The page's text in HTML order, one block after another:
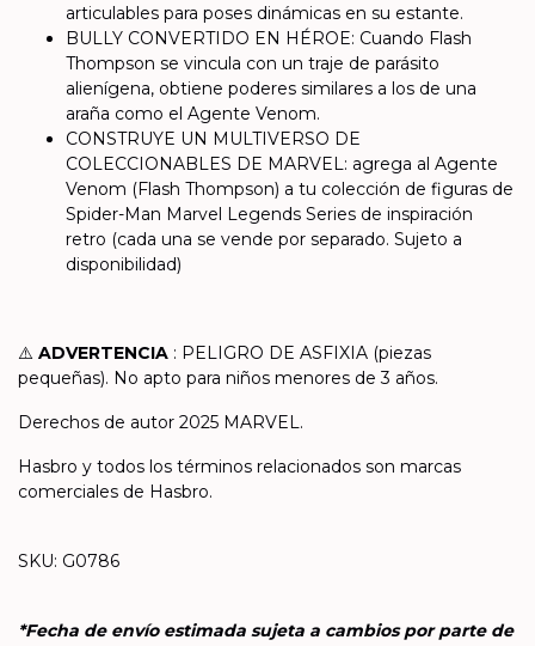
articulables para poses dinámicas en su estante.
BULLY CONVERTIDO EN HÉROE: Cuando Flash
Thompson se vincula con un traje de parásito
alienígena, obtiene poderes similares a los de una
araña como el Agente Venom.
CONSTRUYE UN MULTIVERSO DE
COLECCIONABLES DE MARVEL: agrega al Agente
Venom (Flash Thompson) a tu colección de figuras de
Spider-Man Marvel Legends Series de inspiración
retro (cada una se vende por separado. Sujeto a
disponibilidad)
⚠️ ADVERTENCIA : PELIGRO DE ASFIXIA (piezas
pequeñas). No apto para niños menores de 3 años.
Derechos de autor 2025 MARVEL.
Hasbro y todos los términos relacionados son marcas
comerciales de Hasbro.
SKU: G0786
*Fecha de envío estimada sujeta a cambios por parte de